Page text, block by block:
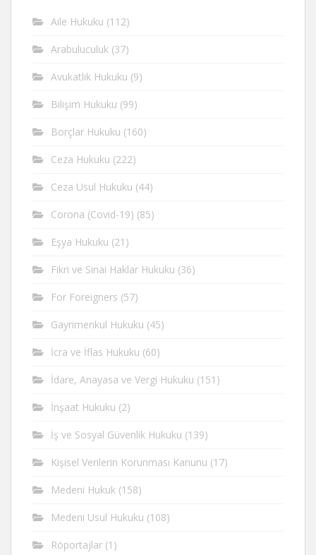
Aile Hukuku (112)
Arabuluculuk (37)
Avukatlık Hukuku (9)
Bilişim Hukuku (99)
Borçlar Hukuku (160)
Ceza Hukuku (222)
Ceza Usul Hukuku (44)
Corona (Covid-19) (85)
Eşya Hukuku (21)
Fikri ve Sinai Haklar Hukuku (36)
For Foreigners (57)
Gayrimenkul Hukuku (45)
İcra ve İflas Hukuku (60)
İdare, Anayasa ve Vergi Hukuku (151)
İnşaat Hukuku (2)
İş ve Sosyal Güvenlik Hukuku (139)
Kişisel Verilerin Korunması Kanunu (17)
Medeni Hukuk (158)
Medeni Usul Hukuku (108)
Röportajlar (1)